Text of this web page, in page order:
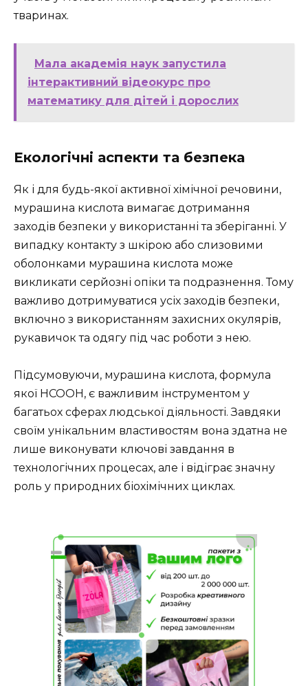
тваринах.
Мала академія наук запустила
інтерактивний відеокурс про
математику для дітей і дорослих
Екологічні аспекти та безпека
Як і для будь-якої активної хімічної речовини,
мурашина кислота вимагає дотримання
заходів безпеки у використанні та зберіганні. У
випадку контакту з шкірою або слизовими
оболонками мурашина кислота може
викликати серйозні опіки та подразнення. Тому
важливо дотримуватися усіх заходів безпеки,
включно з використанням захисних окулярів,
рукавичок та одягу під час роботи з нею.
Підсумовуючи, мурашина кислота, формула
якої HCOOH, є важливим інструментом у
багатьох сферах людської діяльності. Завдяки
своїм унікальним властивостям вона здатна не
лише виконувати ключові завдання в
технологічних процесах, але і відіграє значну
роль у природних біохімічних циклах.